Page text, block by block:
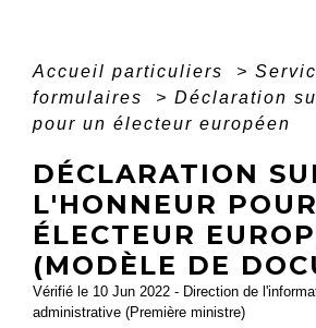
Accueil particuliers >
formulaires
> Déclaration
pour un électeur européen
DÉCLARATION
L'HONNEUR
ÉLECTEUR
(MODÈLE DE
Vérifié le 10 Jun 2022 - Direction de
administrative (Première ministre)